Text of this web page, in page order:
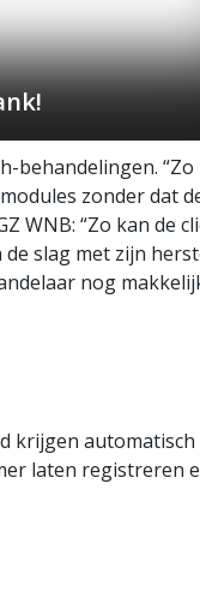
behandelingen.
zonder dat
WNB: “Zo kan de
slag met zijn
nog
krijgen
laten registreren